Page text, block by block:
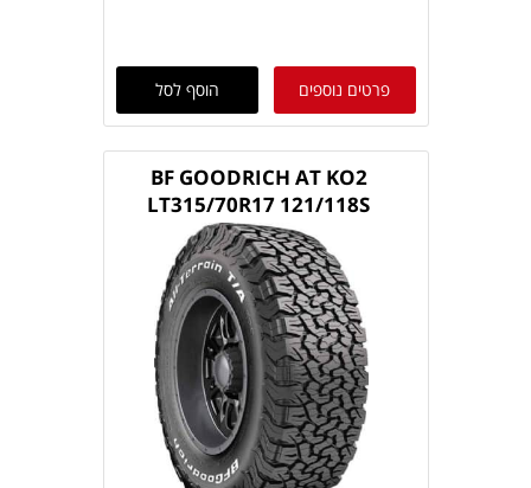
פרטים נוספים הוסף לסל
BF GOODRICH AT KO2
LT315/70R17 121/118S